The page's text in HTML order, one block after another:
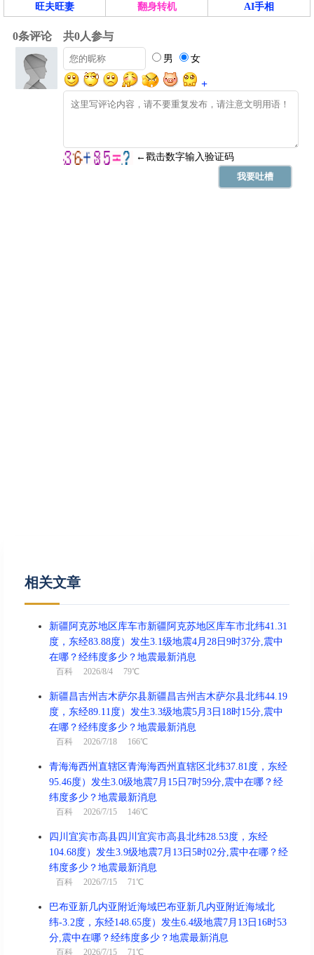
旺夫旺妻
翻身转机 AI手相
相关文章
新疆阿克苏地区库车市新疆阿克苏地区库车市北纬41.31
度，东经83.88度）发生3.1级地震4月28日9时37分,震中
在哪？经纬度多少？地震最新消息
百科 2026/8/4 79℃
新疆昌吉州吉木萨尔县新疆昌吉州吉木萨尔县北纬44.19
度，东经89.11度）发生3.3级地震5月3日18时15分,震中
在哪？经纬度多少？地震最新消息
百科 2026/7/18 166℃
青海海西州直辖区青海海西州直辖区北纬37.81度，东经
95.46度）发生3.0级地震7月15日7时59分,震中在哪？经
纬度多少？地震最新消息
百科 2026/7/15 146℃
四川宜宾市高县四川宜宾市高县北纬28.53度，东经
104.68度）发生3.9级地震7月13日5时02分,震中在哪？经
纬度多少？地震最新消息
百科 2026/7/15 71℃
巴布亚新几内亚附近海域巴布亚新几内亚附近海域北
纬-3.2度，东经148.65度）发生6.4级地震7月13日16时53
分,震中在哪？经纬度多少？地震最新消息
百科 2026/7/15 71℃